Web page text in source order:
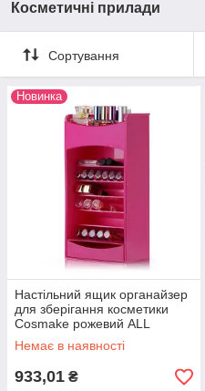
Косметичні прилади
Сортування
Новинка
Настільний ящик органайзер
для зберігання косметики
Cosmake рожевий ALL
Качество + 92
Немає в наявності
933,01 ₴